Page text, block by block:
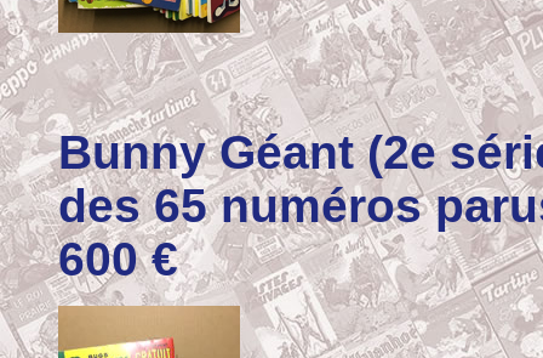
Bunny Géant(2e
des 65 numéros
600€